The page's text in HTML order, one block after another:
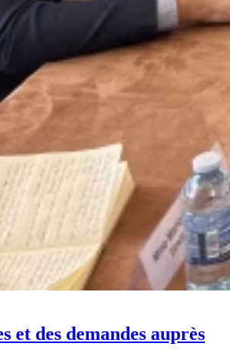
et des demandes auprès